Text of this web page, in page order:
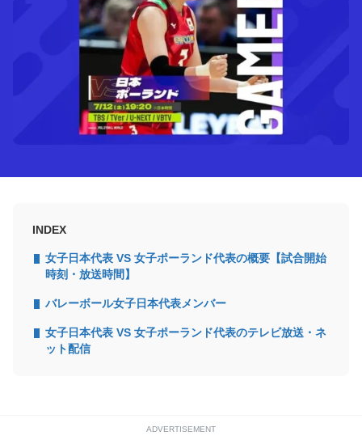
INDEX
女子日本代表 VS 女子ポーランド代表の概要【試合開始
時刻・放送時間】
バレーボール女子日本代表メンバー
女子日本代表 VS 女子ポーランド代表のテレビ放送・ネ
ット配信
ADVERTISEMENT